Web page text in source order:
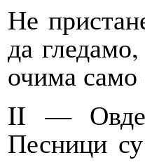
Не
да
очима само
II — Овде
Песници